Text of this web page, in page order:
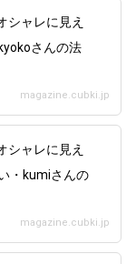
シャレに見え
さんの法
magazine.cubki.jp
シャレに見え
・kumiさんの
magazine.cubki.jp